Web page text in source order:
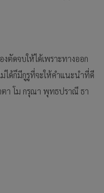
งตัดจบให้ได้เพราะทางออก
ได้ก็มีกูรูที่จะให้คำแนะนำที่ดี
ตา โม กรุณา พุทธปราณี ธา